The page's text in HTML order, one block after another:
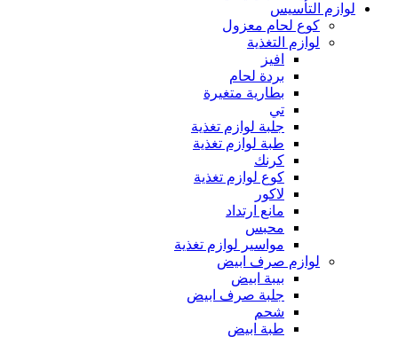
لوازم التأسيس
كوع لحام معزول
لوازم التغذية
افيز
بردة لحام
بطارية متغيرة
تي
جلبة لوازم تغذية
طبة لوازم تغذية
كرنك
كوع لوازم تغذية
لاكور
مانع ارتداد
محبس
مواسير لوازم تغذية
لوازم صرف ابيض
بيبة ابيض
جلبة صرف ابيض
شحم
طبة ابيض